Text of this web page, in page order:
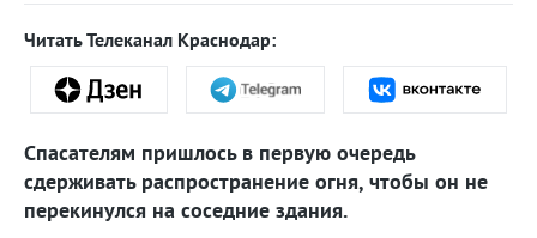
Читать Телеканал Краснодар:
Спасателям пришлось в первую очередь
сдерживать распространение огня, чтобы он не
перекинулся на соседние здания.